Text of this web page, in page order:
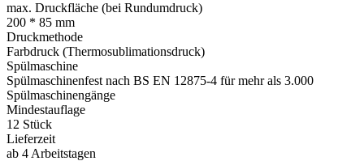
max. Druckfläche (bei Rundumdruck)
200 * 85 mm
Druckmethode
Farbdruck (Thermosublimationsdruck)
Spülmaschine
Spülmaschinenfest nach BS EN 12875-4 für mehr als 3.000
Spülmaschinengänge
Mindestauflage
12 Stück
Lieferzeit
ab 4 Arbeitstagen